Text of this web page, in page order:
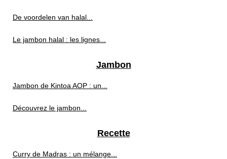
De voordelen van halal...
Le jambon halal : les lignes...
Jambon
Jambon de Kintoa AOP : un...
Découvrez le jambon...
Recette
Curry de Madras : un mélange...